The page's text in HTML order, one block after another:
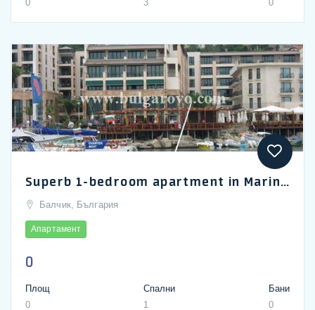
0
3
0
Superb 1-bedroom apartment in Marina City complex, Balchik
Балчик, България
Апартамент
0
Площ
0
Спални
1
Бани
0